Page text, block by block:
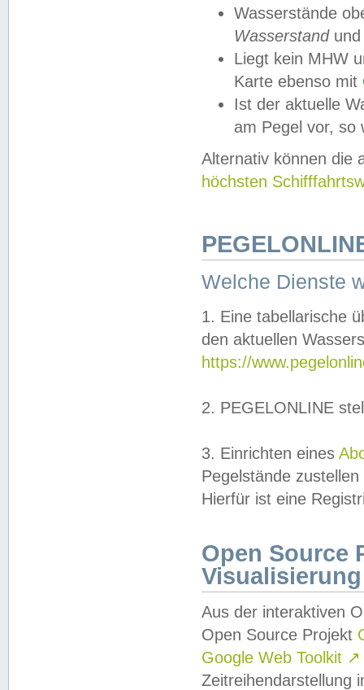
Wasserstände
Wasserstandund
Liegt kein MHW
Karte ebenso mit
Ist der aktuelle
am Pegel vor,
Alternativ können die
höchsten
Welche Dienste
1. Eine tabellarische
den aktuellen
https://
2. PEGELONLINE
3. Einrichten eines
Pegelstände
Hierfür ist eine
Open Source
Visualisierung
Aus der interaktiven
Open Source Projekt
Google Web Toolkit ↗
Zeitreihendarstellung